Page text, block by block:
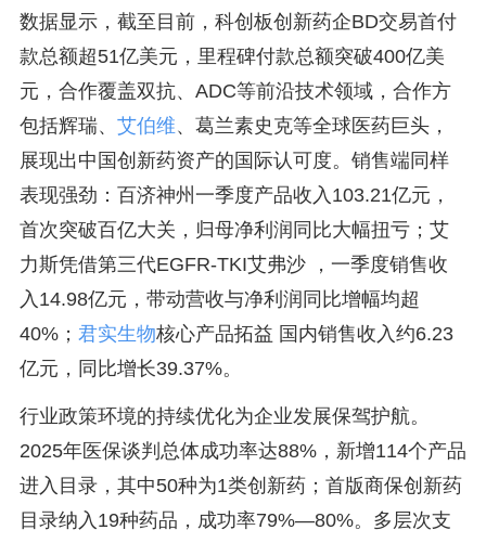
数据显示，截至目前，科创板创新药企BD交易首付
款总额超51亿美元，里程碑付款总额突破400亿美
元，合作覆盖双抗、ADC等前沿技术领域，合作方
包括辉瑞、 艾伯维、葛兰素史克等全球医药巨头，
展现出中国创新药资产的国际认可度。销售端同样
表现强劲：百济神州一季度产品收入103.21亿元，
首次突破百亿大关，归母净利润同比大幅扭亏；艾
力斯凭借第三代EGFR-TKI艾弗沙 ，一季度销售收
入14.98亿元，带动营收与净利润同比增幅均超
40%； 君实生物核心产品拓益 国内销售收入约6.23
亿元，同比增长39.37%。
行业政策环境的持续优化为企业发展保驾护航。
2025年医保谈判总体成功率达88%，新增114个产品
进入目录，其中50种为1类创新药；首版商保创新药
目录纳入19种药品，成功率79%—80%。多层次支